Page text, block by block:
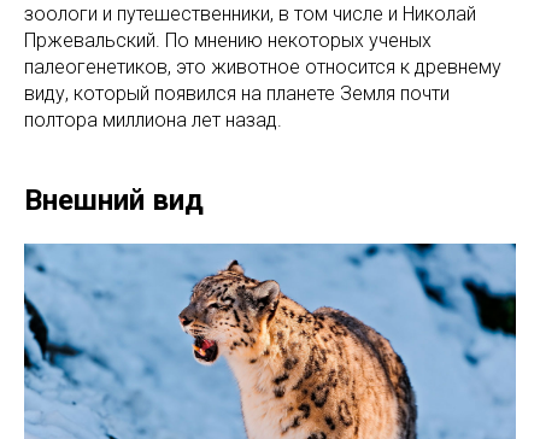
зоологи и путешественники, в том числе и Николай
Пржевальский. По мнению некоторых ученых
палеогенетиков, это животное относится к древнему
виду, который появился на планете Земля почти
полтора миллиона лет назад.
Внешний вид